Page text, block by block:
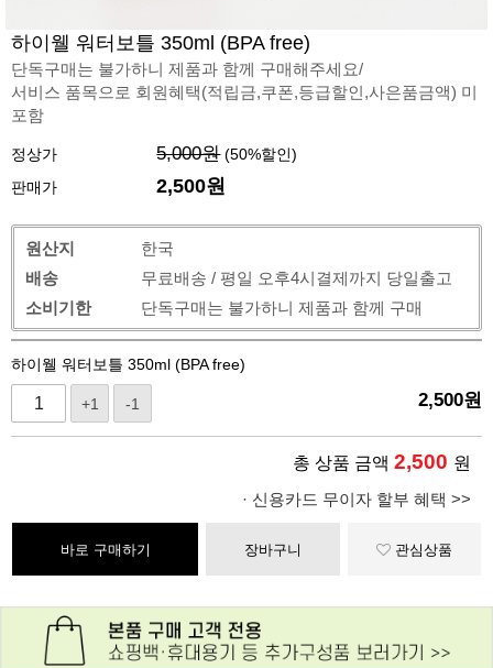
하이웰 워터보틀 350ml (BPA free)
단독구매는 불가하니 제품과 함께 구매해주세요/
서비스 품목으로 회원혜택(적립금,쿠폰,등급할인,사은품금액) 미
포함
정상가 5,000원 (50%할인)
판매가
2,500원
원산지
한국
배송
무료배송 / 평일 오후4시결제까지 당일출고
소비기한
단독구매는 불가하니 제품과 함께 구매
하이웰 워터보틀 350ml (BPA free)
+1 -1 2,500원
총 상품 금액 2,500 원
· 신용카드 무이자 할부 혜택 >>
바로 구매하기 장바구니 관심상품